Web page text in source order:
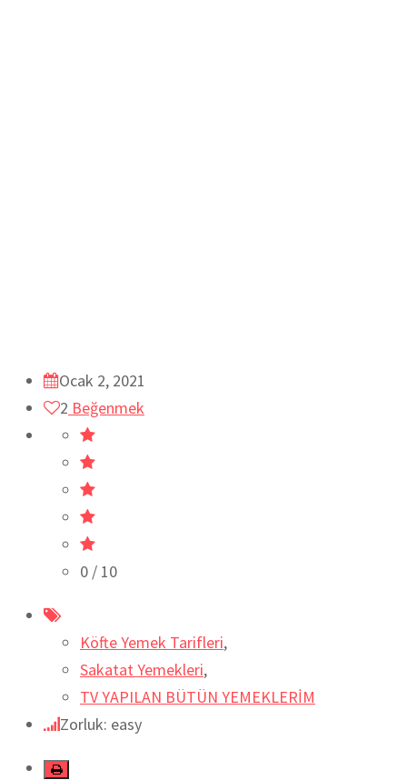
Ocak 2, 2021
2 Beğenmek
0 / 10
Köfte Yemek Tarifleri,
Sakatat Yemekleri,
TV YAPILAN BÜTÜN YEMEKLERİM
Zorluk: easy